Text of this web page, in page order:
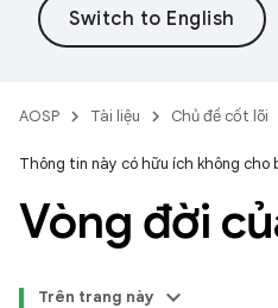
AOSP Tài liệu Chủ đề cốt lõi
Thông tin này có hữu ích không cho
Vòng đời
Trên trang này